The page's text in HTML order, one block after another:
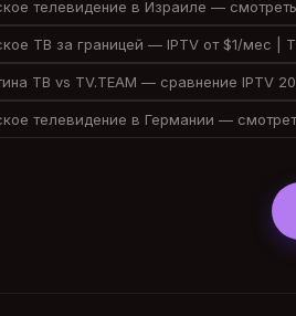
телевидение в Израиле —
ТВ за границей — IPTV от $1/мес |
ТВ vs TV.TEAM — сравнение IPTV
телевидение в Германии —